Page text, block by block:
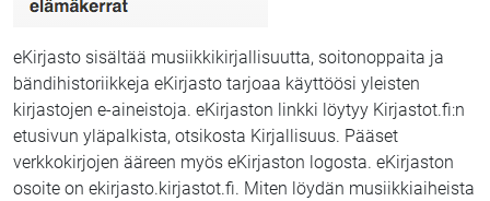
eKirjasto sisältää musiikkikirjallisuutta, soitonoppaita ja
bändihistoriikkeja eKirjasto tarjoaa käyttöösi yleisten
kirjastojen e-aineistoja. eKirjaston linkki löytyy Kirjastot.fi:n
etusivun yläpalkista, otsikosta Kirjallisuus. Pääset
verkkokirjojen ääreen myös eKirjaston logosta. eKirjaston
osoite on ekirjasto.kirjastot.fi. Miten löydän musiikkiaiheista